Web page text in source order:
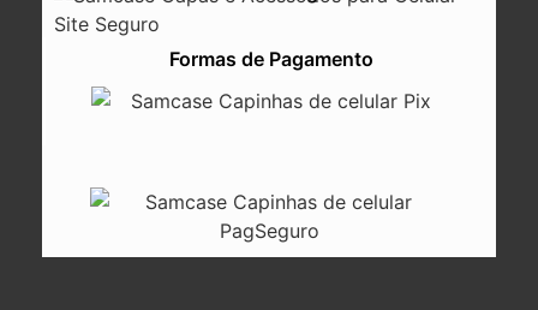
Formas de Pagamento